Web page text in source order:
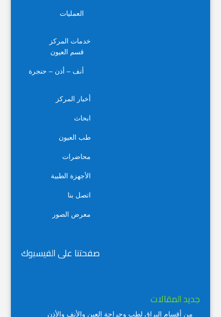
العمليات
خدمات المركز
قسم العيون
أنف – أذن – حنجرة
أخبار المركز
ابحاث
طب العيون
محاضرات
الأجهزة الطبية
اتصل بنا
معرض الصور
صفحتنا على الفيسبوك
جديد المقالات
من أقسام البراق لطب وجراحة العين والأنف والأذن